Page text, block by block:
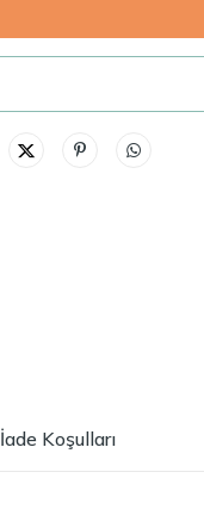
İade Koşulları